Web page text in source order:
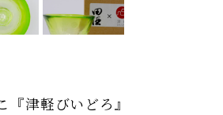
津軽びいどろ』